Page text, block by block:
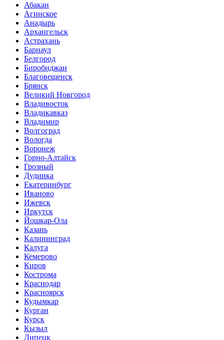
Абакан
Агинское
Анадырь
Архангельск
Астрахань
Барнаул
Белгород
Биробиджан
Благовещенск
Брянск
Великий Новгород
Владивосток
Владикавказ
Владимир
Волгоград
Вологда
Воронеж
Горно-Алтайск
Грозный
Дудинка
Екатеринбург
Иваново
Ижевск
Иркутск
Йошкар-Ола
Казань
Калининград
Калуга
Кемерово
Киров
Кострома
Краснодар
Красноярск
Кудымкар
Курган
Курск
Кызыл
Липецк